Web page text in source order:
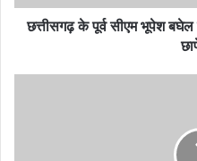
छत्तीसगढ़ के पूर्व सीएम भूपेश